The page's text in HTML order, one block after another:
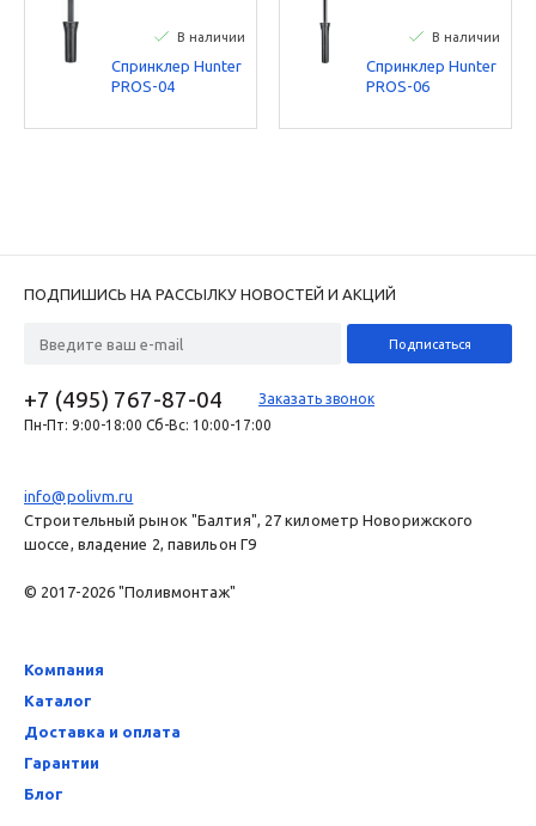
В наличии
Спринклер Hunter
PROS-04
В наличии
Спринклер Hunter
PROS-06
ПОДПИШИСЬ НА РАССЫЛКУ НОВОСТЕЙ И АКЦИЙ
+7 (495) 767-87-04
Заказать звонок
Пн-Пт: 9:00-18:00 Сб-Вс: 10:00-17:00
info@polivm.ru
Строительный рынок "Балтия", 27 километр Новорижского
шоссе, владение 2, павильон Г9
© 2017-2026 "Поливмонтаж"
Компания
Каталог
Доставка и оплата
Гарантии
Блог